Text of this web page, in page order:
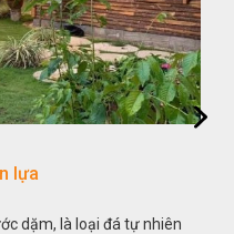
đẹp
thuật xây dựng, sắp đặt,